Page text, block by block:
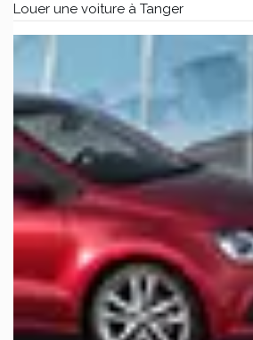
Louer une voiture à Tanger